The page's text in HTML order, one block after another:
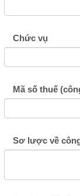
Chức vụ
Mã số thuế
Sơ lược về